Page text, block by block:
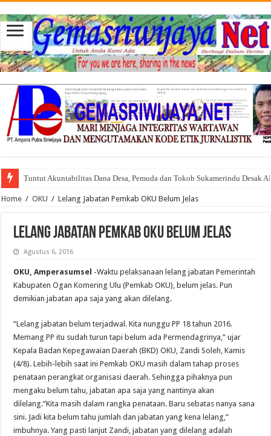
Tuntut Akuntabilitas Dana Desa, Pemuda dan Tokoh Sukamerindu Desak
Home / OKU / Lelang Jabatan Pemkab OKU Belum Jelas
Lelang Jabatan Pemkab OKU Belum Jelas
Agustus 6, 2016
OKU, Amperasumsel -Waktu pelaksanaan lelang jabatan Pemerintah
Kabupaten Ogan Komering Ulu (Pemkab OKU), belum jelas. Pun
demikian jabatan apa saja yang akan dilelang.
“Lelang jabatan belum terjadwal. Kita nunggu PP 18 tahun 2016.
Memang PP itu sudah turun tapi belum ada Permendagrinya,” ujar
Kepala Badan Kepegawaian Daerah (BKD) OKU, Zandi Soleh, Kamis
(4/8). Lebih-lebih saat ini Pemkab OKU masih dalam tahap proses
penataan perangkat organisasi daerah. Sehingga pihaknya pun
mengaku belum tahu, jabatan apa saja yang nantinya akan
dilelang.”Kita masih dalam rangka penataan. Baru sebatas nanya sana
sini. Jadi kita belum tahu jumlah dan jabatan yang kena lelang,”
imbuhnya. Yang pasti lanjut Zandi, jabatan yang dilelang adalah